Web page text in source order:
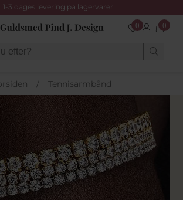
1-3 dages levering på lagervarer
0 0
/ Tennisarmbånd